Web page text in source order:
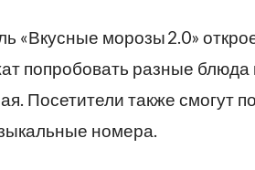
«Вкусные морозы 2.0»
попробовать разные
Посетители также смогут
номера.